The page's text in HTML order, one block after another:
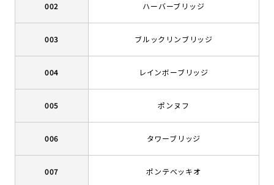
002 ハーバーブリッジ
003 ブルックリンブリッジ
004 レインボーブリッジ
005 ポンヌフ
006 タワーブリッジ
007 ポンテべッキオ